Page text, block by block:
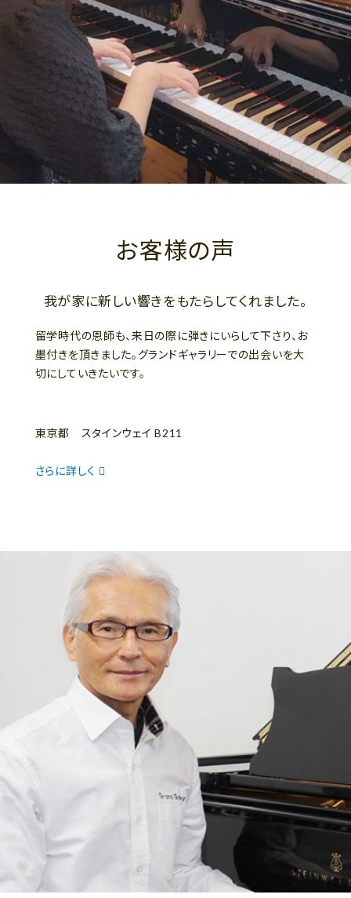
お客様の声
我が家に新しい響きをもたらしてくれました。
留学時代の恩師も、来日の際に弾きにいらして下さり、お
墨付きを頂きました。グランドギャラリーでの出会いを大
切にしていきたいです。
東京都 スタインウェイ B211
さらに詳しく